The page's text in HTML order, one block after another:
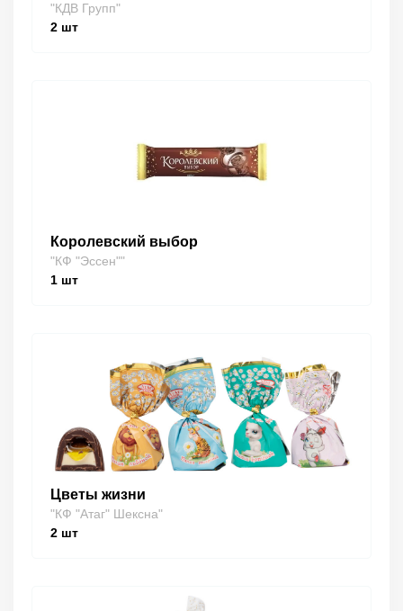
"КДВ Групп"
2 шт
Королевский выбор
"КФ "Эссен""
1 шт
Цветы жизни
"КФ "Атаг" Шексна"
2 шт